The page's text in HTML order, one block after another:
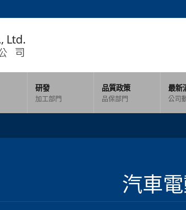
研發
加工部門
品質政策
品保部門
最新
公司
汽車